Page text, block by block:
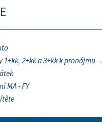
1+kk, 2+kk a 3+kk k pronájmu
MA - FY